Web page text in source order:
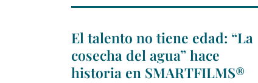
El talento no tiene edad: “La
cosecha del agua” hace
historia en SMARTFILMS®